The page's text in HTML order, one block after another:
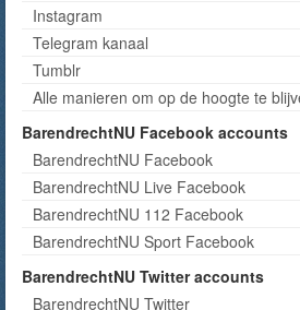
Instagram
Telegram kanaal
Tumblr
Alle manieren om op de hoogte te
BarendrechtNU Facebook accounts
BarendrechtNU Facebook
BarendrechtNU Live Facebook
BarendrechtNU 112 Facebook
BarendrechtNU Sport Facebook
BarendrechtNU Twitter accounts
BarendrechtNU Twitter